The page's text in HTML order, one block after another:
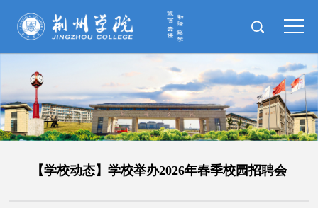
【学校动态】学校举办2026年春季校园招聘会